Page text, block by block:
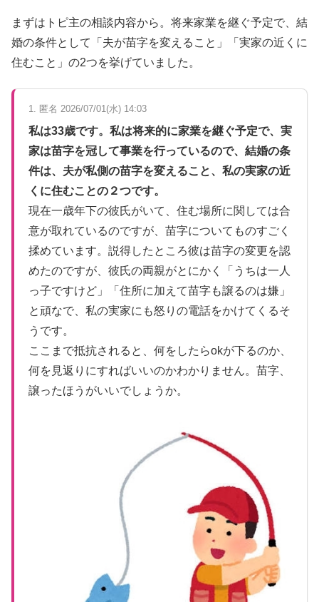
まずはトピ主の相談内容から。将来家業を継ぐ予定で、結
婚の条件として「夫が苗字を変えること」「実家の近くに
住むこと」の2つを挙げていました。
1. 匿名 2026/07/01(水) 14:03
私は33歳です。私は将来的に家業を継ぐ予定で、実
家は苗字を冠して事業を行っているので、結婚の条
件は、夫が私側の苗字を変えること、私の実家の近
くに住むことの２つです。
現在一歳年下の彼氏がいて、住む場所に関しては合
意が取れているのですが、苗字についてものすごく
揉めています。説得したところ彼は苗字の変更を認
めたのですが、彼氏の両親がとにかく「うちは一人
っ子ですけど」「住所に加えて苗字も譲るのは嫌」
と頑なで、私の実家にも怒りの電話をかけてくるそ
うです。
ここまで抵抗されると、何をしたらokが下るのか、
何を見返りにすればいいのかわかりません。苗字、
譲ったほうがいいでしょうか。